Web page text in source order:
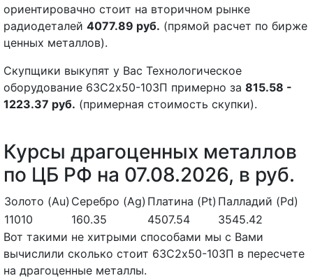
ориентировачно стоит на вторичном рынке
радиодеталей 4077.89 руб. (прямой расчет по бирже
ценных металлов).
Скупщики выкупят у Вас Технологическое
оборудование 63С2х50-103П примерно за 815.58 -
1223.37 руб. (примерная стоимость скупки).
Курсы драгоценных металлов
по ЦБ РФ на 07.08.2026, в руб.
Золото (Au) Серебро (Ag) Платина (Pt) Палладий (Pd)
11010
160.35 4507.54
3545.42
Вот такими не хитрыми способами мы с Вами
вычислили сколько стоит 63С2х50-103П в пересчете
на драгоценные металлы.